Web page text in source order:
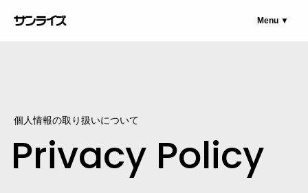
Menu ▼
個人情報の取り扱いについて
Privacy Policy